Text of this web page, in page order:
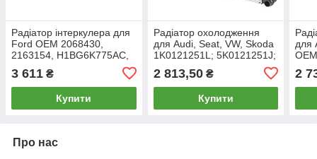
Радіатор інтеркулера для
Ford OEM 2068430,
2163154, H1BG6K775AC,
3 611 ₴
Купити
Радіатор охолодження
для Audi, Seat, VW, Skoda
1K0121251L; 5K0121251J;
2 813,50₴
Купити
для
2
Про нас